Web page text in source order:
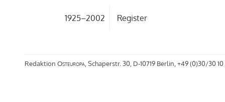
1925–2002 Register
Redaktion Osteuropa, Schaperstr. 30, D-10719 Berlin, +49 (0)30/30